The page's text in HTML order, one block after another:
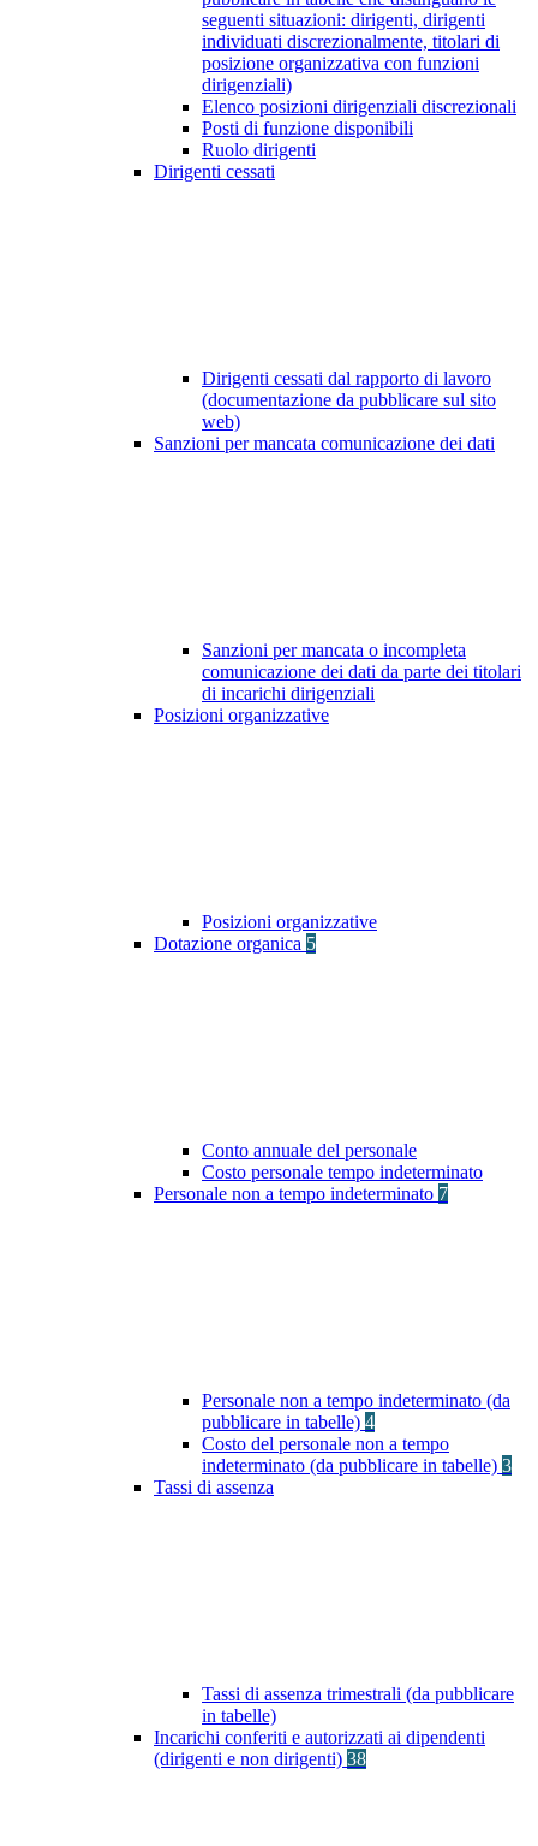
seguenti situazioni: dirigenti, dirigenti
individuati discrezionalmente, titolari di
posizione organizzativa con funzioni
dirigenziali)
Elenco posizioni dirigenziali discrezionali
Posti di funzione disponibili
Ruolo dirigenti
Dirigenti cessati
Dirigenti cessati dal rapporto di lavoro
(documentazione da pubblicare sul sito
web)
Sanzioni per mancata comunicazione dei dati
Sanzioni per mancata o incompleta
comunicazione dei dati da parte dei titolari
di incarichi dirigenziali
Posizioni organizzative
Posizioni organizzative
Dotazione organica 5
Conto annuale del personale
Costo personale tempo indeterminato
Personale non a tempo indeterminato 7
Personale non a tempo indeterminato (da
pubblicare in tabelle) 4
Costo del personale non a tempo
indeterminato (da pubblicare in tabelle) 3
Tassi di assenza
Tassi di assenza trimestrali (da pubblicare
in tabelle)
Incarichi conferiti e autorizzati ai dipendenti
(dirigenti e non dirigenti) 38